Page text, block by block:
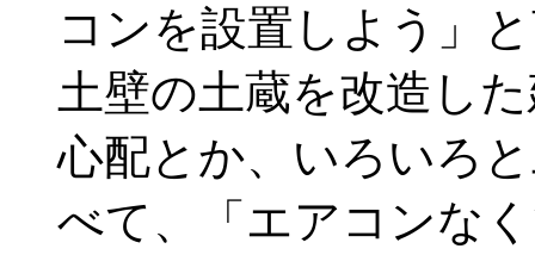
コンを設置しよう」
土壁の土蔵を改造し
心配とか、いろいろ
べて、「エアコンな